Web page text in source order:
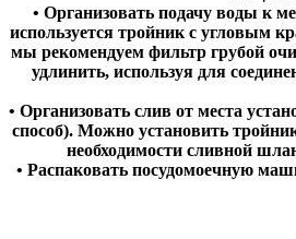
• Организовать подачу воды к
используется тройник с угловым
мы рекомендуем фильтр грубой
удлинить, используя для
• Организовать слив от места
способ). Можно установить
необходимости сливной
• Распаковать посудомоечную